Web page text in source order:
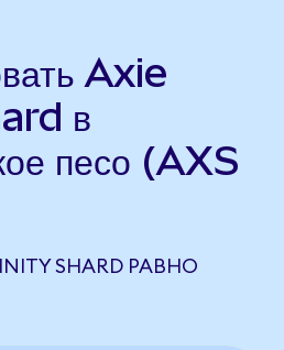
Axie
в
песо (AXS
SHARD РАВНО